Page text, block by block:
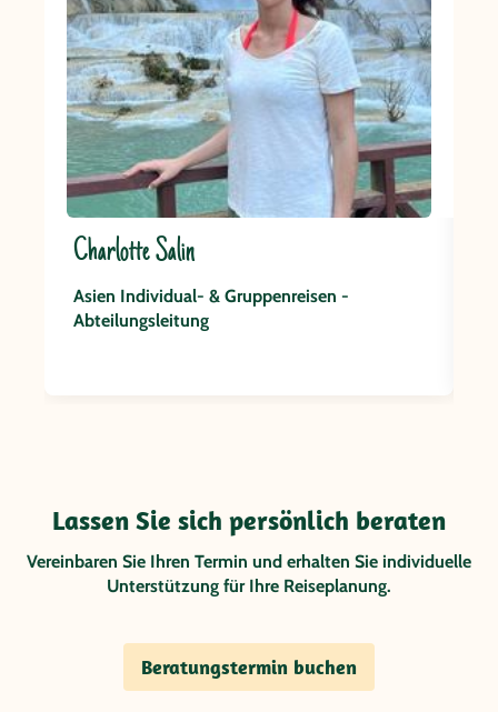
Charlotte Salin
Asien Individual- & Gruppenreisen -
Abteilungsleitung
Lassen Sie sich persönlich beraten
Vereinbaren Sie Ihren Termin und erhalten Sie individuelle
Unterstützung für Ihre Reiseplanung.
Beratungstermin buchen